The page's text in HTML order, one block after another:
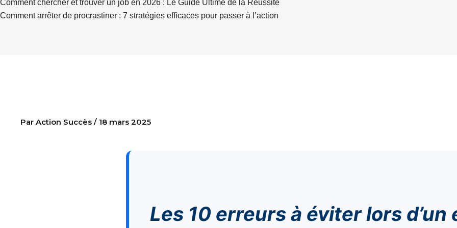
Comment chercher et trouver un job en 2026 : Le Guide Ultime de la Réussite
Comment arrêter de procrastiner : 7 stratégies efficaces pour passer à l’action
Par Action Succès / 18 mars 2025
Les 10 erreurs à éviter lors d’un entretien